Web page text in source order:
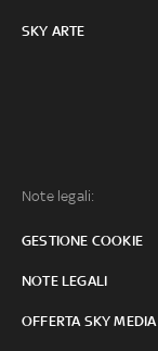
SKY ARTE
Note legali:
GESTIONE COOKIE
NOTE LEGALI
OFFERTA SKY MEDIA